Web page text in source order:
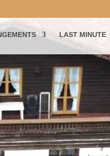
LAST MINUTE